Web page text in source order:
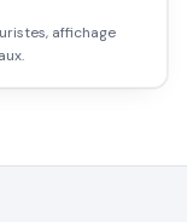
affichage